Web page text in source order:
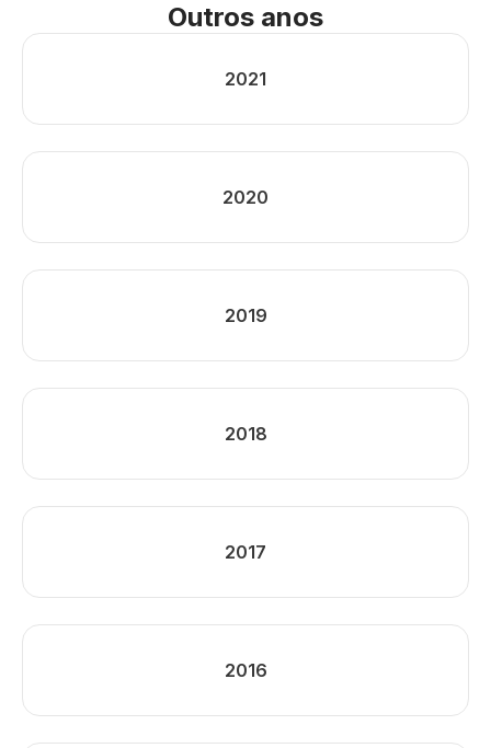
Outros anos
2021
2020
2019
2018
2017
2016